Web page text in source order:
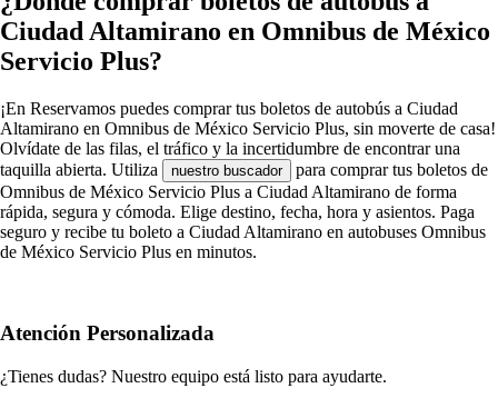
Ciudad Altamirano en Omnibus de México
Servicio Plus?
¡En Reservamos puedes comprar tus boletos de autobús a Ciudad
Altamirano en Omnibus de México Servicio Plus, sin moverte de casa!
Olvídate de las filas, el tráfico y la incertidumbre de encontrar una
taquilla abierta. Utiliza
nuestro buscador
para comprar tus boletos de
Omnibus de México Servicio Plus a Ciudad Altamirano de forma
rápida, segura y cómoda. Elige destino, fecha, hora y asientos. Paga
seguro y recibe tu boleto a Ciudad Altamirano en autobuses Omnibus
de México Servicio Plus en minutos.
Atención Personalizada
¿Tienes dudas? Nuestro equipo está listo para ayudarte.